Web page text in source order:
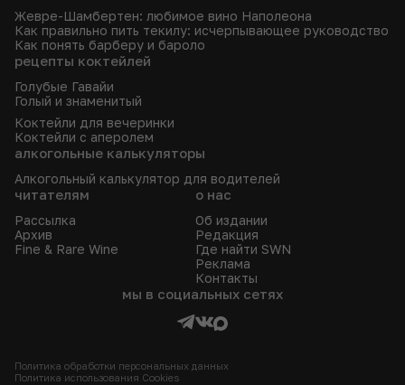
Жевре-Шамбертен: любимое вино Наполеона
Как правильно пить текилу: исчерпывающее руководство
Как понять барберу и бароло
рецепты коктейлей
Голубые Гавайи
Голый и знаменитый
Коктейли для вечеринки
Коктейли с аперолем
алкогольные калькуляторы
Алкогольный калькулятор для водителей
читателям
Рассылка
Архив
Fine & Rare Wine
о нас
Об издании
Редакция
Где найти SWN
Реклама
Контакты
мы в социальных сетях
Политика обработки персональных данных
Политика использования Сookies